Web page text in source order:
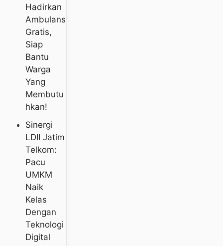
Hadirkan
Ambulans
Gratis,
Siap
Bantu
Warga
Yang
Membutu
Hkan!
Sinergi
LDII Jatim
Telkom:
Pacu
UMKM
Naik
Kelas
Dengan
Teknologi
Digital